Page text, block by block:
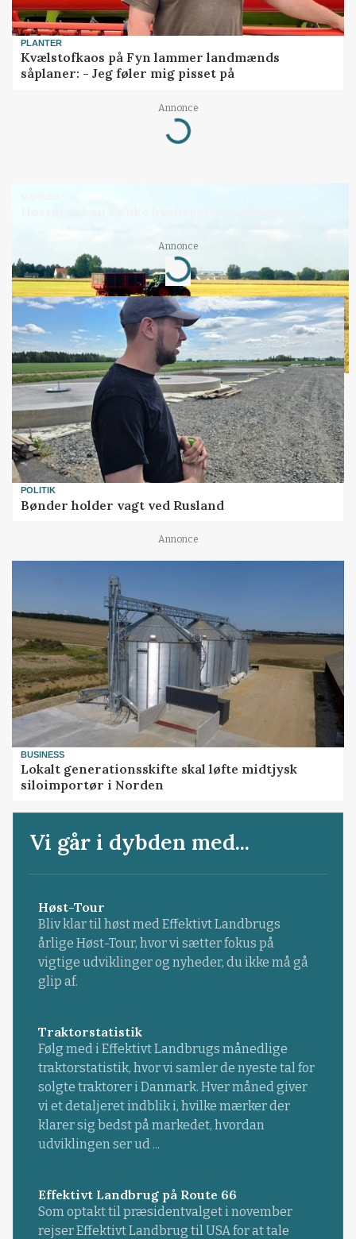
PLANTER
Kvælstofkaos på Fyn lammer landmænds
såplaner: - Jeg føler mig pisset på
Annonce
Loading...
Annonce
Loading...
POLITIK
Bønder holder vagt ved Rusland
Annonce
BUSINESS
Lokalt generationsskifte skal løfte midtjysk
siloimportør i Norden
Vi går i dybden med...
Høst-Tour
Bliv klar til høst med Effektivt Landbrugs
årlige Høst-Tour, hvor vi sætter fokus på
vigtige udviklinger og nyheder, du ikke må gå
glip af.
Traktorstatistik
Følg med i Effektivt Landbrugs månedlige
traktorstatistik, hvor vi samler de nyeste tal for
solgte traktorer i Danmark. Hver måned giver
vi et detaljeret indblik i, hvilke mærker der
klarer sig bedst på markedet, hvordan
udviklingen ser ud ...
Effektivt Landbrug på Route 66
Som optakt til præsidentvalget i november
rejser Effektivt Landbrug til USA for at tale